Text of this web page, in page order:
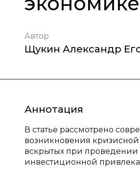
Автор
Щукин Александр
Аннотация
В статье рассмотрено
возникновения кризисной
вскрытых при
инвестиционной